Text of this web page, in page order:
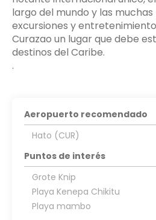
largo del mundo y las
excursiones y
Curazao un lugar que debe
destinos del Caribe.
.
Aeropuerto recomendado
Hato (CUR)
Puntos de interés
Grote Knip
Playa Kenepa Chikitu
Playa mambo